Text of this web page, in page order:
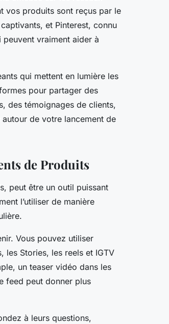
vos produits sont reçus par le
et Pinterest, connu
vraiment aider à
qui mettent en lumière les
pour partager des
des témoignages de clients,
de votre lancement de
de Produits
peut être un outil puissant
l’utiliser de manière
Vous pouvez utiliser
Stories, les reels et IGTV
un teaser vidéo dans les
feed peut donner plus
à leurs questions,